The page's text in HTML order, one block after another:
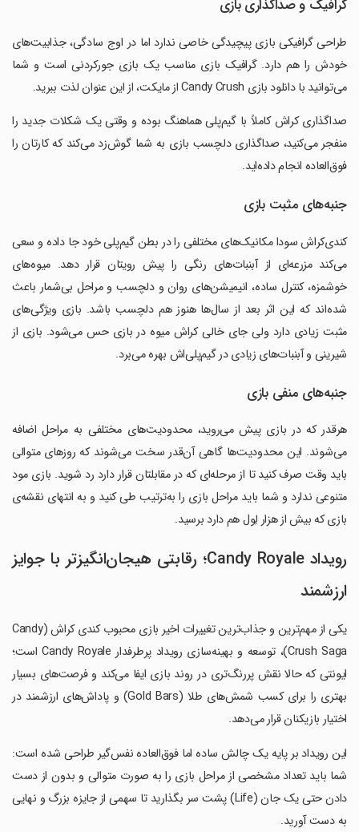
گرافیک و صداگذاری بازی
طراحی گرافیکی بازی پیچیدگی خاصی ندارد اما در اوج سادگی، جذابیت‌های
خودش را هم دارد. گرافیک بازی مناسب یک بازی جورکردنی است و شما
می‌توانید با دانلود بازی Candy Crush از مایکت، از این عنوان لذت ببرید.
صداگذاری کراش کاملاً با گیم‌پلی هماهنگ بوده و وقتی یک شکلات جدید را
منفجر می‌کنید، صداگذاری دلچسب بازی به شما گوش‌زد می‌کند که کارتان را
فوق‌العاده انجام داده‌اید.
جنبه‌های مثبت بازی
کندی‌کراش سودا مکانیک‌های مختلفی را در بطن گیم‌پلی خود جا داده و سعی
می‌کند مزرعه‌ای از آبنبات‌های رنگی را پیش رویتان قرار دهد. میوه‌های
خوشمزه، کنترل ساده، انیمیشن‌های روان و دلچسب و مراحل بی‌شمار باعث
شده‌اند که این اثر بعد از سال‌ها هنوز هم دلچسب باشد. بازی ویژگی‌های
مثبت زیادی دارد ولی جای خالی کراش میوه در بازی حس می‌شود. بازی از
شیرینی و آبنبات‌های زیادی در گیم‌پلی‌اش بهره می‌برد.
جنبه‌های منفی بازی
هرقدر که در بازی پیش می‌روید، محدودیت‌های مختلفی به مراحل اضافه
می‌شوند. این محدودیت‌ها گاهی آن‌قدر سخت می‌شوند که روزهای متوالی
باید وقت صرف کنید تا از مرحله‌ای که در مقابلتان قرار دارد رد شوید. بازی مود
متنوعی ندارد و شما باید مراحل بازی را به‌ترتیب طی کنید و به انتهای نقشه‌ی
بازی که بیش از هزار لِول هم دارد برسید.
رویداد Candy Royale؛ رقابتی هیجان‌انگیزتر با جوایز
ارزشمند
یکی از مهم‌ترین و جذاب‌ترین تغییرات اخیر بازی محبوب کندی کراش (Candy
Crush Saga)، توسعه و بهینه‌سازی رویداد پرطرفدار Candy Royale است؛
ایونتی که حالا نقش پررنگ‌تری در روند بازی ایفا می‌کند و فرصت‌های بسیار
بهتری را برای کسب شمش‌های طلا (Gold Bars) و پاداش‌های ارزشمند در
اختیار بازیکنان قرار می‌دهد.
این رویداد بر پایه یک چالش ساده اما فوق‌العاده نفس‌گیر طراحی شده است:
شما باید تعداد مشخصی از مراحل بازی را به صورت متوالی و بدون از دست
دادن حتی یک جان (Life) پشت سر بگذارید تا سهمی از جایزه بزرگ و نهایی
به دست آورید.